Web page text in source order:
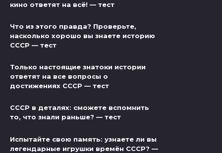
кино ответят на всё! — тест
Что из этого правда? Проверьте,
насколько хорошо вы знаете историю
СССР — тест
Только настоящие знатоки истории
ответят на все вопросы о
достижениях СССР — тест
СССР в деталях: сможете вспомнить
то, что знали раньше? — тест
Испытайте свою память: узнаете ли вы
легендарные игрушки времён СССР? —